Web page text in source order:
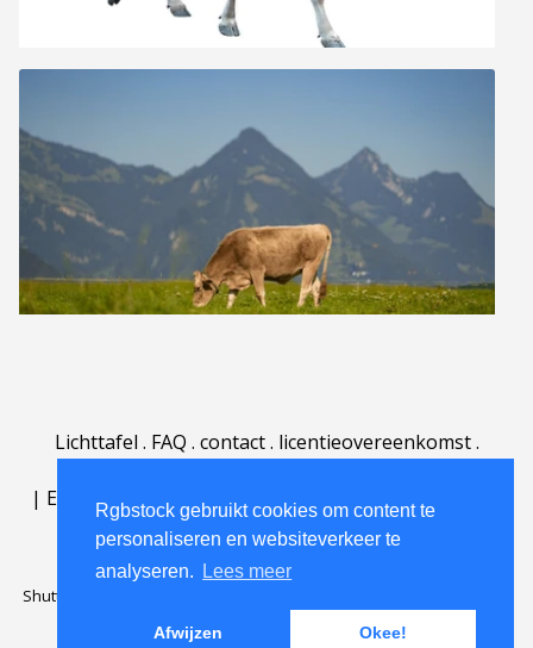
Rgbstock gebruikt cookies om content te
personaliseren en websiteverkeer te
analyseren.
Lees meer
Afwijzen Okee!
Lichttafel . FAQ . contact. licentieovereenkomst.
| English | Deutsch Español | Português
Nederlands|
Shutterstock official partner of Rgbstock
Rgbstock